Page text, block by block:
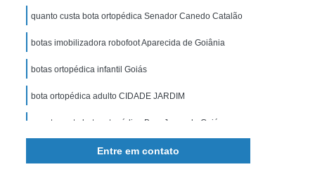
Muleta de Apoio
Muleta de Braço
Regulável
Joelho
de Joelho
órtese para Extensão de Joelho
quanto custa bota ortopédica Senador Canedo Catalão
botas imobilizadora robofoot Aparecida de Goiânia
botas ortopédica infantil Goiás
bota ortopédica adulto CIDADE JARDIM
quanto custa bota ortopédica Bom Jesus de Goiás
Entre em contato